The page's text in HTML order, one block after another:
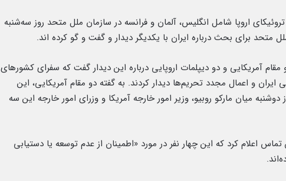
اروپا شامل انگلیس، آلمان و فرانسه در سازمان ملل متحد روز سه‌شنبه
متحد برای بحث درباره ایران با یکدیگر دیدار و گفت و گو کرده اند.
آمریکایی و دو دیپلمات اروپایی درباره این دیدار گفت که سفرای کشورهای
ایران و اعمال مجدد تحریم‌ها دیدار کردند. به گفته دو مقام آمریکایی، این
میان مارکو روبیو، وزیر امور خارجه آمریکا و وزرای امور خارجه این سه
اعلام کرد که این چهار نفر در مورد «اطمینان از عدم توسعه یا دستیابی